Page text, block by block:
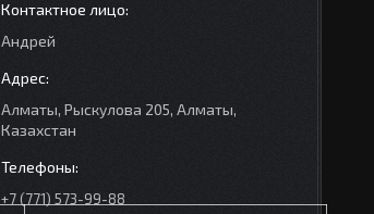
Андрей
Алматы, Рыскулова 205, Алматы,
Казахстан
+7 (771) 573-99-88